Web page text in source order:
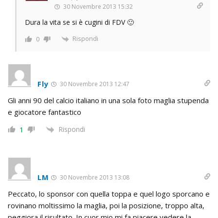
30 Novembre 2013 15:32
Dura la vita se si è cugini di FDV 🙂
0 Rispondi
Fly 30 Novembre 2013 12:47
Gli anni 90 del calcio italiano in una sola foto maglia stupenda
e giocatore fantastico
1 Rispondi
LM 30 Novembre 2013 13:08
Peccato, lo sponsor con quella toppa e quel logo sporcano e
rovinano moltissimo la maglia, poi la posizione, troppo alta,